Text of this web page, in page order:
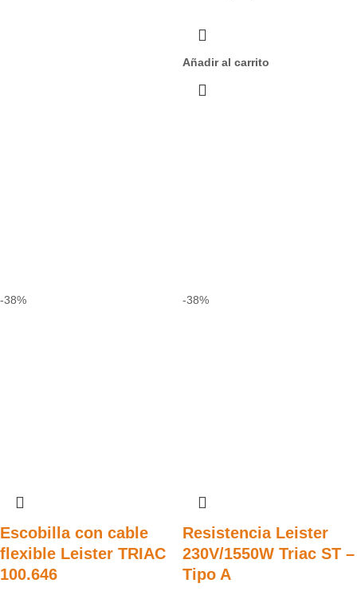
Añadir al carrito
-38%
Escobilla con cable
flexible Leister TRIAC
100.646
-38%
Resistencia Leister
230V/1550W Triac ST –
Tipo A